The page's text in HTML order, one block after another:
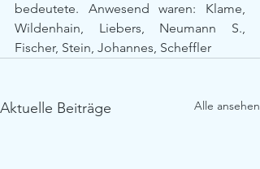
bedeutete. Anwesend waren: Klame,
Wildenhain, Liebers, Neumann S.,
Fischer, Stein, Johannes, Scheffler
Aktuelle Beiträge Alle ansehen